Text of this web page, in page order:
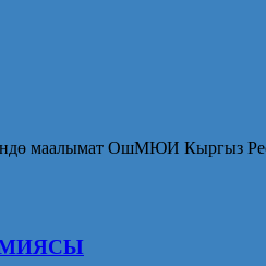
маалымат ОшМЮИ Кыргыз